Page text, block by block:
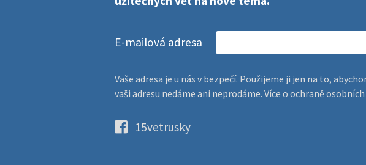
E-mailová adresa
Vaše adresa je u nás v bezpečí. Použijeme ji jen na to,
vaši adresu nedáme ani neprodáme. Více o ochraně osobních
15vetrusky